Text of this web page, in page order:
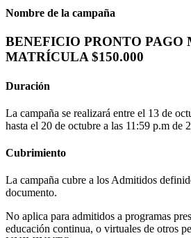
Nombre de la campaña
BENEFICIO PRONTO PAGO
MATRÍCULA $150.000
Duración
La campaña se realizará entre el 13 de
hasta el 20 de octubre a las 11:59 p.m de
Cubrimiento
La campaña cubre a los Admitidos
documento.
No aplica para admitidos a programas
educación continua, o virtuales de otros